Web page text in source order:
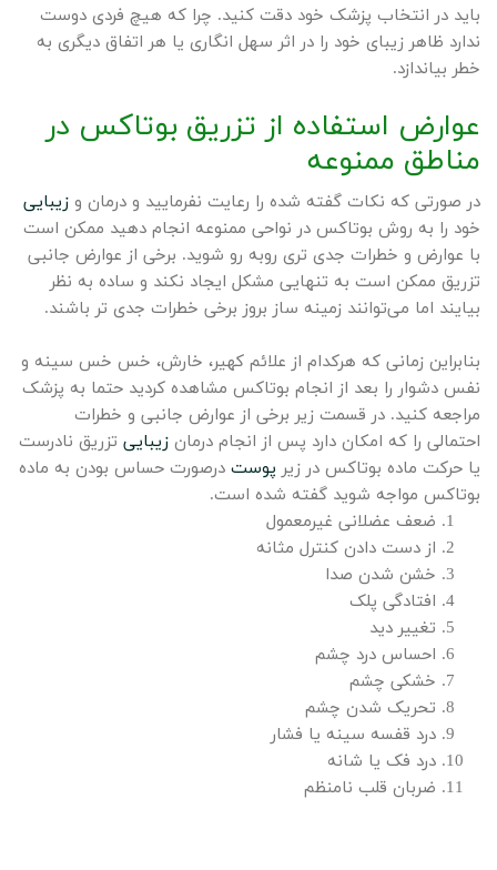
باید در انتخاب پزشک خود دقت کنید. چرا که هیچ فردی دوست
ندارد ظاهر زیبای خود را در اثر سهل انگاری یا هر اتفاق دیگری به
خطر بیاندازد.
عوارض استفاده از تزریق بوتاکس در
مناطق ممنوعه
در صورتی که نکات گفته شده را رعایت نفرمایید و درمان و زیبایی
خود را به روش بوتاکس در نواحی ممنوعه انجام دهید ممکن است
با عوارض و خطرات جدی تری روبه رو شوید. برخی از عوارض جانبی
تزریق ممکن است به تنهایی مشکل ایجاد نکند و ساده به نظر
بیایند اما می‌توانند زمینه ساز بروز برخی خطرات جدی تر باشند.
بنابراین زمانی که هرکدام از علائم کهیر، خارش، خس خس سینه و
نفس دشوار را بعد از انجام بوتاکس مشاهده کردید حتما به پزشک
مراجعه کنید. در قسمت زیر برخی از عوارض جانبی و خطرات
احتمالی را که امکان دارد پس از انجام درمان زیبایی تزریق نادرست
یا حرکت ماده بوتاکس در زیر پوست درصورت حساس بودن به ماده
بوتاکس مواجه شوید گفته شده است.
ضعف عضلانی غیرمعمول
از دست دادن کنترل مثانه
خشن شدن صدا
افتادگی پلک
تغییر دید
احساس درد چشم
خشکی چشم
تحریک شدن چشم
درد قفسه سینه یا فشار
درد فک یا شانه
ضربان قلب نامنظم